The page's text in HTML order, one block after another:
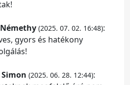
(2025. 07. 02. 16:48):
gyors és hatékony
(2025. 06. 28. 12:44):